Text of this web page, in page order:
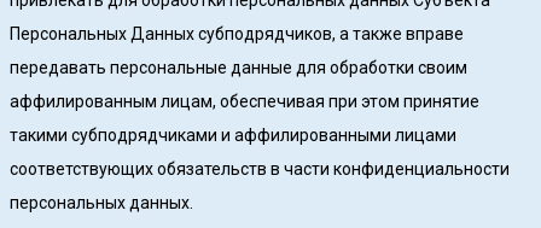
Персональных Данных субподрядчиков, а также вправе
передавать персональные данные для обработки своим
аффилированным лицам, обеспечивая при этом принятие
такими субподрядчиками и аффилированными лицами
соответствующих обязательств в части конфиденциальности
персональных данных.